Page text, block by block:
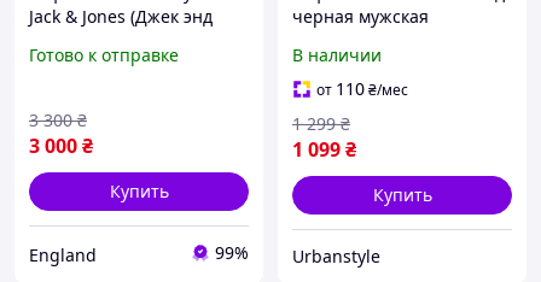
Jack & Jones (Джек энд
Готово к отправке
3 000₴
3 300 ₴
Купить
England 99%
черная мужская
двунитка, Толстовка
Стоник
В наличии
от 110₴/мес
1 099₴
1 299 ₴
Купить
Urbanstyle